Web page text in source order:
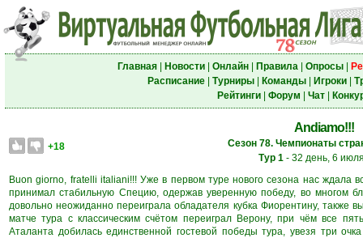
Главная| Новости| Онлайн| Правила| Опросы|
Расписание| Турниры| Команды| Игроки|
Рейтинги| Форум Чат|
Andiamo!!!
+18
Сезон 78. Чемпионаты
Тур 1 - 32 день, 6
Buon giorno, fratelli italiani!!! Уже в первом туре нового сезона нас
принимал стабильную Специю, одержав уверенную победу, во многом
довольно неожиданно переиграла обладателя кубка Фиорентину, также
матче тура с классическим счётом переиграл Верону, при чём все
Аталанта добилась единственной гостевой победы тура, увезя три